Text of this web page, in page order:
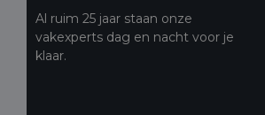
Al ruim 25 jaar staan onze
vakexperts dag en nacht voor je
klaar.